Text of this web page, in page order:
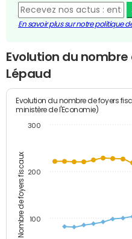
En savoir plus sur notre politique
Evolution du
Lépaud
Nombre de foyers fiscaux
Evolution du nombre de foyers
ministère de l'Economie)
100
200
300